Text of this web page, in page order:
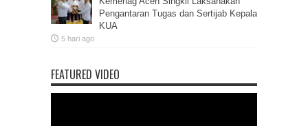
Pengantaran Tugas dan Sertijab Kepala
KUA
5 hari ago
FEATURED VIDEO